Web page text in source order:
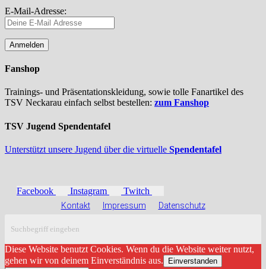
E-Mail-Adresse:
Fanshop
Trainings- und Präsentationskleidung, sowie tolle Fanartikel des
TSV Neckarau einfach selbst bestellen: zum Fanshop
TSV Jugend Spendentafel
Unterstützt unsere Jugend über die virtuelle Spendentafel
Facebook Instagram Twitch
Kontakt Impressum Datenschutz
Diese Website benutzt Cookies. Wenn du die Website weiter nutzt,
gehen wir von deinem Einverständnis aus.
Einverstanden